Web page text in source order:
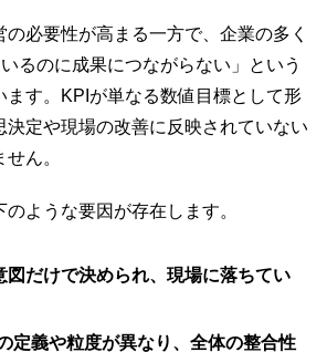
必要性が高まる一方で、企業の多く
るのに成果につながらない」という
ます。KPIが単なる数値目標として形
決定や現場の改善に反映されていない
ん。
ような要因が存在します。
図だけで決められ、現場に落ちてい
定義や粒度が異なり、全体の整合性